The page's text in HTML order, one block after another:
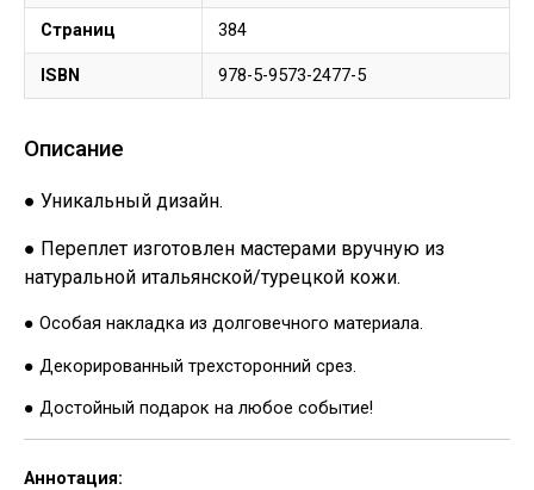
Страниц 384
ISBN 978-5-9573-2477-5
Описание
● Уникальный дизайн.
● Переплет изготовлен мастерами вручную из
натуральной итальянской/турецкой кожи.
● Особая накладка из долговечного материала.
● Декорированный трехсторонний срез.
● Достойный подарок на любое событие!
Аннотация: